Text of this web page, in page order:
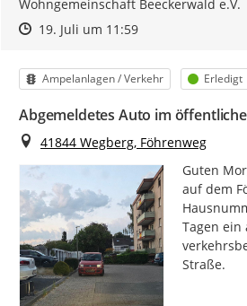
Wohngemeinschaft Beeckerwald e.V.
Zeitpunkt des Erstellens
Zeitpunkt des Erstellens
19. Juli um 11:59Zur Äußerung
Kategorie
Ampelanlagen / Verkehr Status
Erledigt
Abgemeldetes Auto im
Ort
41844 Wegberg, Föhrenweg
Guten
auf dem
Tagen ein
Straße.